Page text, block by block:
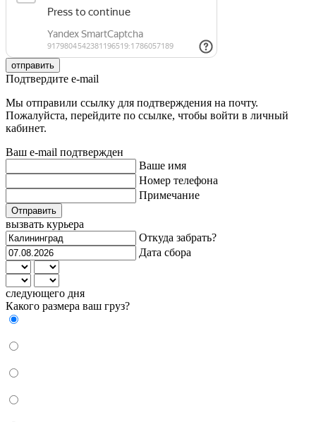
отправить
Подтвердите e-mail
Мы отправили ссылку для подтверждения на почту.
Пожалуйста, перейдите по ссылке, чтобы войти в личный
кабинет.
Ваш e-mail подтвержден
Ваше имя
Номер телефона
Примечание
Отправить
вызвать курьера
Откуда забрать?
Дата сбора
следующего дня
Какого размера ваш груз?